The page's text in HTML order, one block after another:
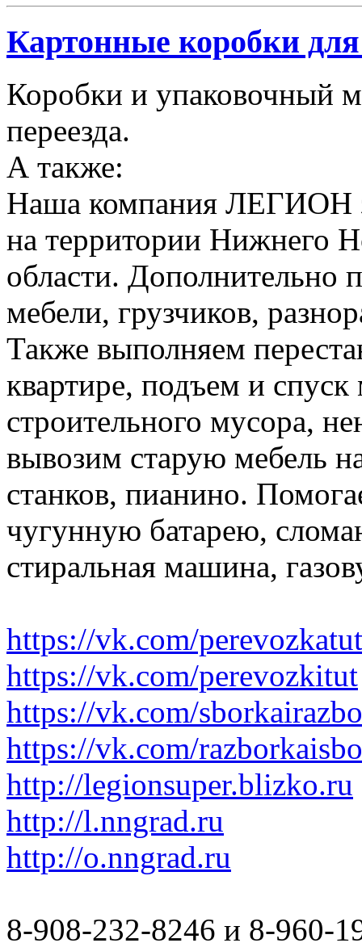
Картонные коробки для
Коробки и упаковочный
переезда.
А также:
Наша компания ЛЕГИОН
на территории Нижнего
области. Дополнительно
мебели, грузчиков,
Также выполняем
квартире, подъем и спуск
строительного мусора,
вывозим старую мебель
станков, пианино.
чугунную батарею,
стиральная машина,
https://vk.com/perevozkatut
https://vk.com/perevozkitut
https://vk.com/
https://vk.com/
http://legionsuper.blizko.ru
http://l.nngrad.ru
http://o.nngrad.ru
8-908-232-8246 и 8-960-